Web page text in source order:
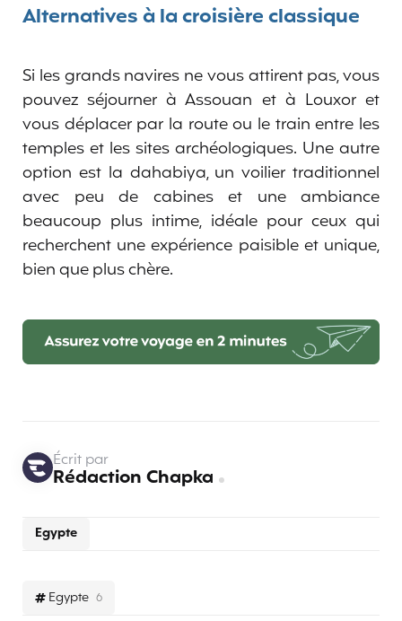
Alternatives à la croisière classique
Si les grands navires ne vous attirent pas, vous
pouvez séjourner à Assouan et à Louxor et
vous déplacer par la route ou le train entre les
temples et les sites archéologiques. Une autre
option est la dahabiya, un voilier traditionnel
avec peu de cabines et une ambiance
beaucoup plus intime, idéale pour ceux qui
recherchent une expérience paisible et unique,
bien que plus chère.
Egypte 6
Egypte
Écrit par
Rédaction Chapka